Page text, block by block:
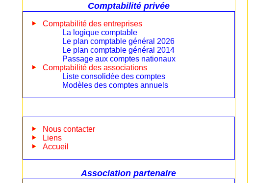
Comptabilité privée
Comptabilité des entreprises
La logique comptable
Le plan comptable général 2026
Le plan comptable général 2014
Passage aux comptes nationaux
Comptabilité des associations
Liste consolidée des comptes
Modèles des comptes annuels
Nous contacter
Liens
Accueil
Association partenaire